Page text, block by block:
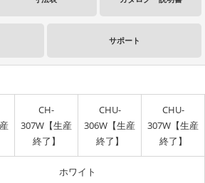
サポート
CH-
307W【生産
終了】
CHU-
306W【生産
終了】
CHU-
307W【生産
終了】
ホワイト